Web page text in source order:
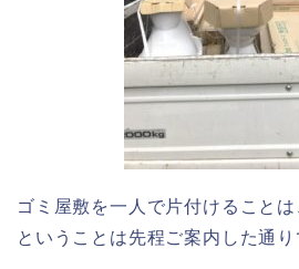
ゴミ屋敷を一人で片付けること
ということは先程ご案内した通り